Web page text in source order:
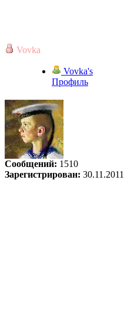
Vovka
Vovka's
Профиль
Сообщений: 1510
Зарегистрирован: 30.11.2011